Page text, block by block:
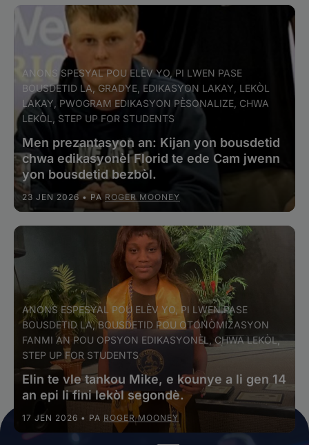
ANONS SPESYAL POU ELÈV YO, PI LWEN PASE
BOUSDETID LA, GRADYE, EDIKASYON LAKAY, LEKÒL
LAKAY, PWOGRAM EDIKASYON PÈSONALIZE, CHWA
LEKÒL, STEP UP FOR STUDENTS
Men prezantasyon an: Kijan yon bousdetid
chwa edikasyonèl Florid te ede Cam jwenn
yon bousdetid bezbòl.
23 JEN 2026 • PA ROGER MOONEY
ANONS ESPESYAL POU ELÈV YO, PI LWEN PASE
BOUSDETID LA, BOUSDETID POU OTONÒMIZASYON
FANMI AN POU OPSYON EDIKASYONÈL, CHWA LEKÒL,
STEP UP FOR STUDENTS
Elin te vle tankou Mike, e kounye a li gen 14
an epi li fini lekòl segondè.
17 JEN 2026 • PA ROGER MOONEY